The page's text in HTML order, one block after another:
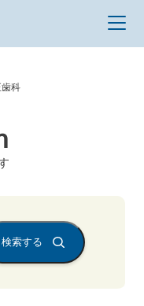
科
検索する